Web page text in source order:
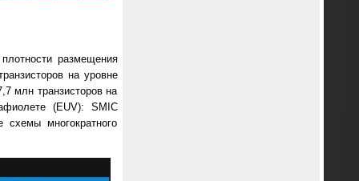
размещения
на уровне
млн транзисторов на
(EUV): SMIC
многократного